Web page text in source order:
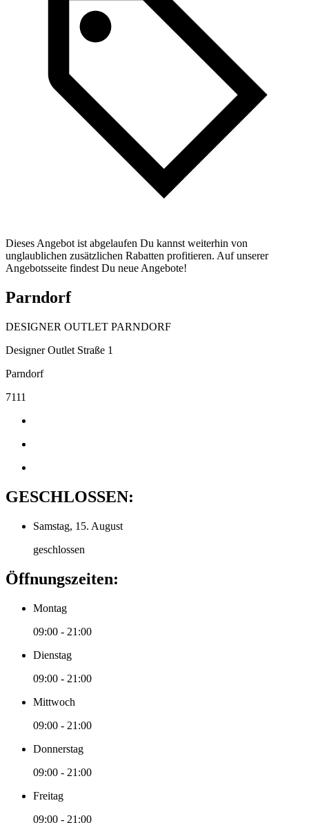
Dieses Angebot ist abgelaufen Du kannst weiterhin von
unglaublichen zusätzlichen Rabatten profitieren. Auf unserer
Angebotsseite findest Du neue Angebote!
Parndorf
DESIGNER OUTLET PARNDORF
Designer Outlet Straße 1
Parndorf
7111
GESCHLOSSEN:
Samstag, 15. August
geschlossen
Öffnungszeiten:
Montag
09:00 - 21:00
Dienstag
09:00 - 21:00
Mittwoch
09:00 - 21:00
Donnerstag
09:00 - 21:00
Freitag
09:00 - 21:00